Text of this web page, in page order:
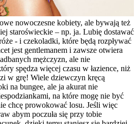
nowoczesne kobiety, ale bywają też
staroświeckie – np. ja. Lubię dostawać
- i czekoladki, które będą rozpływać
jest gentlemanem i zawsze otwiera
mężczyzn, ale nie
spędza więcej czasu w łazience, niż
w grę! Wiele dziewczyn kręcą
na bungee, ale ja akurat nie
na które mogę nie być
chcę prowokować losu. Jeśli więc
abym poczuła się przy tobie